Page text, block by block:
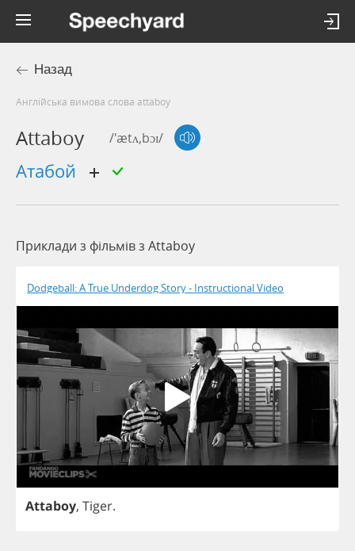
Назад
Англійська вимова слова attaboy
Attaboy /'ætʌ,bɔɪ/
атабой
Приклади з фільмів з Attaboy
Dodgeball: A True Underdog Story - Instructional Video
Attaboy, Tiger.